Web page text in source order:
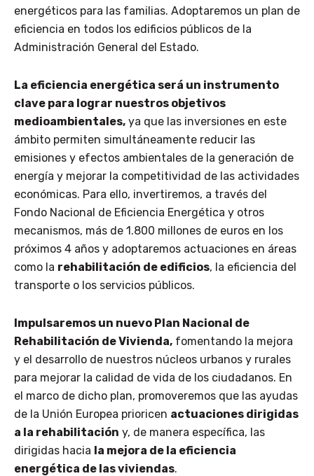
energéticos para las familias. Adoptaremos un plan de
eficiencia en todos los edificios públicos de la
Administración General del Estado.
La eficiencia energética será un instrumento
clave para lograr nuestros objetivos
medioambientales, ya que las inversiones en este
ámbito permiten simultáneamente reducir las
emisiones y efectos ambientales de la generación de
energía y mejorar la competitividad de las actividades
económicas. Para ello, invertiremos, a través del
Fondo Nacional de Eficiencia Energética y otros
mecanismos, más de 1.800 millones de euros en los
próximos 4 años y adoptaremos actuaciones en áreas
como la rehabilitación de edificios, la eficiencia del
transporte o los servicios públicos.
Impulsaremos un nuevo Plan Nacional de
Rehabilitación de Vivienda, fomentando la mejora
y el desarrollo de nuestros núcleos urbanos y rurales
para mejorar la calidad de vida de los ciudadanos. En
el marco de dicho plan, promoveremos que las ayudas
de la Unión Europea prioricen actuaciones dirigidas
a la rehabilitación y, de manera específica, las
dirigidas hacia la mejora de la eficiencia
energética de las viviendas.